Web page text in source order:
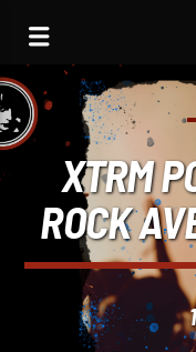
XTRM
ROCK